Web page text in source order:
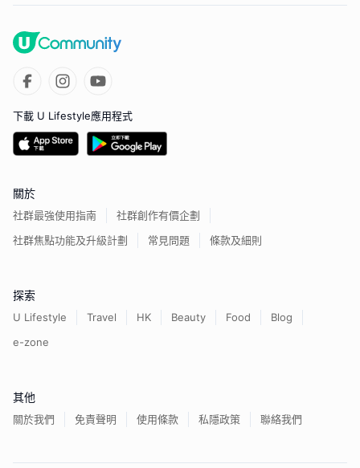
下載 U Lifestyle應用程式
關於
社群最強使用指南
社群創作有價企劃
社群焦點功能及升級計劃
常見問題 條款及細則
探索
U Lifestyle Travel HK Beauty Food
Blog
e-zone
其他
關於我們 免責聲明 使用條款 私隱政策 聯絡我們